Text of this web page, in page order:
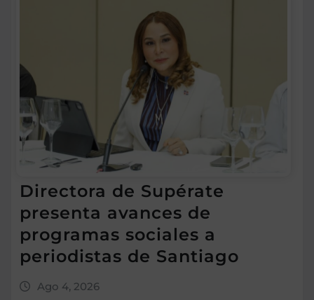
Directora de Supérate
presenta avances de
programas sociales a
periodistas de Santiago
Ago 4, 2026